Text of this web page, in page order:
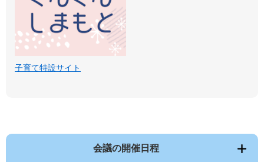
子育て特設サイト
会議の開催日程